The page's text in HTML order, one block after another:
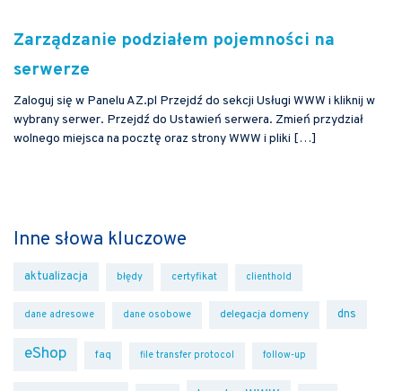
Zarządzanie podziałem pojemności na
serwerze
Zaloguj się w Panelu AZ.pl Przejdź do sekcji Usługi WWW i kliknij w
wybrany serwer. Przejdź do Ustawień serwera. Zmień przydział
wolnego miejsca na pocztę oraz strony WWW i pliki […]
Inne słowa kluczowe
aktualizacja błędy certyfikat clienthold
dane adresowe dane osobowe delegacja domeny dns
eShop faq file transfer protocol follow-up